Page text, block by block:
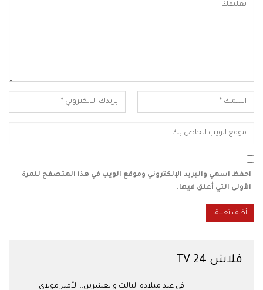
احفظ اسمي والبريد الإلكتروني وموقع الويب في هذا المتصفح للمرة
الأولى التي أعلق فيها.
فلاش 24 TV
في عيد ميلاده الثالث والعشرين.. الأمير مولاي